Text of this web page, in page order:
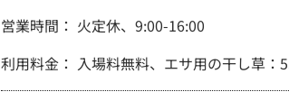
営業時間： 火定休、9:00-16:00
利用料金： 入場料無料、エサ用の干し草：